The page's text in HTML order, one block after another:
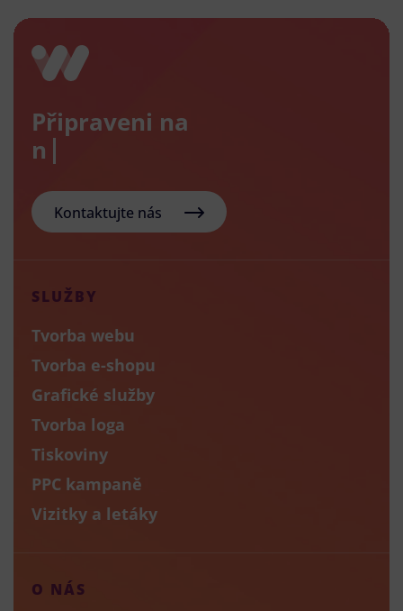
Připraveni na
nový e
Kontaktujte nás
SLUŽBY
Tvorba webu
Tvorba e-shopu
Grafické služby
Tvorba loga
Tiskoviny
PPC kampaně
Vizitky a letáky
O NÁS